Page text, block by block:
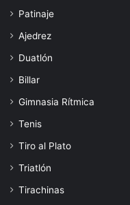
Patinaje
Ajedrez
Duatlón
Billar
Gimnasia Rítmica
Tenis
Tiro al Plato
Triatlón
Tirachinas